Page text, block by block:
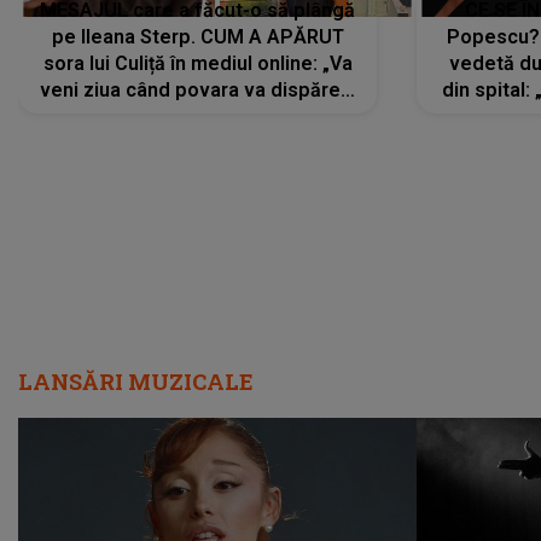
MESAJUL care a făcut-o să plângă
pe Ileana Sterp. CUM A APĂRUT
sora lui Culiță în mediul online: „Va
veni ziua când povara va dispărea,
vedetă
din spital:
LANSĂRI MUZICALE